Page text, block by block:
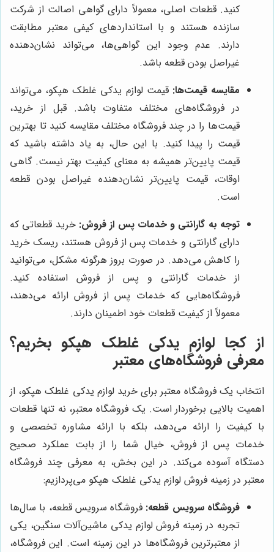
کنید. قطعات اصلی، معمولاً دارای گواهی اصالت از شرکت
سازنده هستند و با استانداردهای کیفی معتبر مطابقت
دارند. عدم وجود این گواهی‌ها، می‌تواند نشان‌دهنده
غیراصل بودن قطعه باشد.
مقایسه قیمت‌ها: قیمت لوازم یدکی غلطک هپکو، می‌تواند
در فروشگاه‌های مختلف متفاوت باشد. قبل از خرید،
قیمت‌ها را در چند فروشگاه مختلف مقایسه کنید تا بهترین
قیمت را پیدا کنید. با این حال، به یاد داشته باشید که
قیمت پایین‌تر همیشه به معنای کیفیت بهتر نیست. گاهی
اوقات، قیمت پایین‌تر نشان‌دهنده غیراصل بودن قطعه
است.
توجه به گارانتی و خدمات پس از فروش: خرید قطعاتی که
دارای گارانتی و خدمات پس از فروش هستند، ریسک خرید
را کاهش می‌دهد. در صورت بروز هرگونه مشکل، می‌توانید
از خدمات گارانتی و پس از فروش استفاده کنید.
فروشگاه‌هایی که خدمات پس از فروش ارائه می‌دهند،
معمولاً از کیفیت قطعات خود اطمینان دارند.
از کجا لوازم یدکی غلطک هپکو بخریم؟
معرفی فروشگاه‌های معتبر
انتخاب یک فروشگاه معتبر برای خرید لوازم یدکی غلطک هپکو، از
اهمیت بالایی برخوردار است. یک فروشگاه معتبر، نه تنها قطعات
با کیفیت را ارائه می‌دهد، بلکه با ارائه مشاوره تخصصی و
خدمات پس از فروش، خیال شما را از بابت عملکرد صحیح
دستگاه آسوده می‌کند. در این بخش، به معرفی چند فروشگاه
معتبر در زمینه فروش لوازم یدکی غلطک هپکو می‌پردازیم:
فروشگاه سرویس قطعه: فروشگاه سرویس قطعه، با سال‌ها
تجربه در زمینه فروش لوازم یدکی ماشین‌آلات سنگین، یکی
از معتبرترین فروشگاه‌ها در این زمینه است. این فروشگاه،